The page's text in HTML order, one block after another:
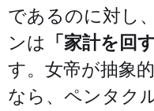
であるのに対し
ンは
「家計を回
す。女帝が抽象
なら、ペンタク